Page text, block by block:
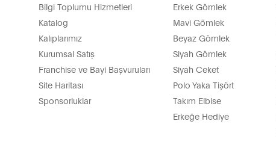
Bilgi Toplumu Hizmetleri
Katalog
Kalıplarımız
Kurumsal Satış
Franchise ve Bayi Başvuruları
Site Haritası
Sponsorluklar
Erkek Gömlek
Mavi Gömlek
Beyaz Gömlek
Siyah Gömlek
Siyah Ceket
Polo Yaka Tişört
Takım Elbise
Erkeğe Hediye